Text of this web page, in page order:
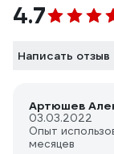
4.7
Написать отзыв
Артюшев
03.03.2022
Опыт
месяцев